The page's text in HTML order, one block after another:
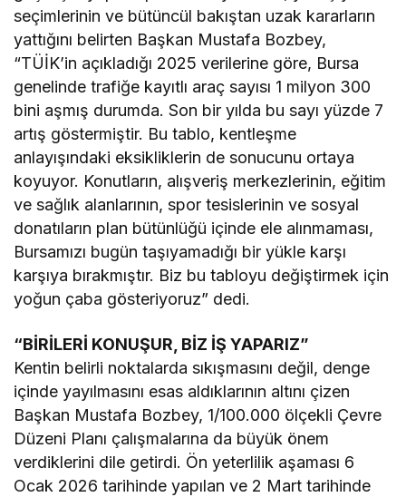
seçimlerinin ve bütüncül bakıştan uzak kararların
yattığını belirten Başkan Mustafa Bozbey,
“TÜİK’in açıkladığı 2025 verilerine göre, Bursa
genelinde trafiğe kayıtlı araç sayısı 1 milyon 300
bini aşmış durumda. Son bir yılda bu sayı yüzde 7
artış göstermiştir. Bu tablo, kentleşme
anlayışındaki eksikliklerin de sonucunu ortaya
koyuyor. Konutların, alışveriş merkezlerinin, eğitim
ve sağlık alanlarının, spor tesislerinin ve sosyal
donatıların plan bütünlüğü içinde ele alınmaması,
Bursamızı bugün taşıyamadığı bir yükle karşı
karşıya bırakmıştır. Biz bu tabloyu değiştirmek için
yoğun çaba gösteriyoruz” dedi.
“BİRİLERİ KONUŞUR, BİZ İŞ YAPARIZ”
Kentin belirli noktalarda sıkışmasını değil, denge
içinde yayılmasını esas aldıklarının altını çizen
Başkan Mustafa Bozbey, 1/100.000 ölçekli Çevre
Düzeni Planı çalışmalarına da büyük önem
verdiklerini dile getirdi. Ön yeterlilik aşaması 6
Ocak 2026 tarihinde yapılan ve 2 Mart tarihinde